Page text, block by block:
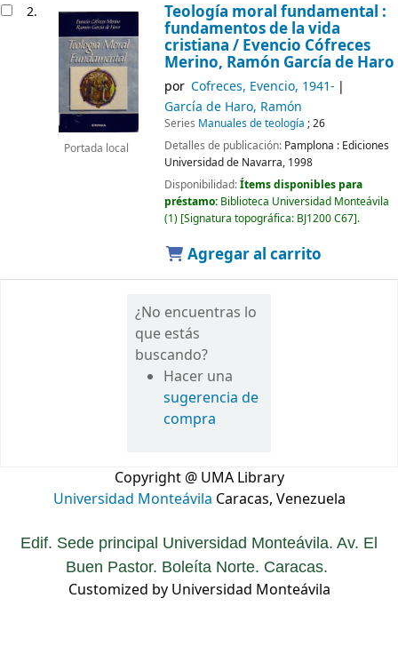
2.
Portada local
Teología moral fundamental :
fundamentos de la vida
cristiana / Evencio Cófreces
Merino, Ramón García de Haro
por Cofreces, Evencio, 1941-
García de Haro, Ramón
Series Manuales de teología ; 26
Detalles de publicación: Pamplona : Ediciones
Universidad de Navarra, 1998
Disponibilidad:Ítems disponibles para
préstamo: Biblioteca Universidad Monteávila
(1) Signatura topográfica: BJ1200 C67 .
Agregar al carrito
¿No encuentras lo
que estás
buscando?
Hacer una
sugerencia de
compra
Copyright @ UMA Library
Universidad Monteávila Caracas, Venezuela
Edif. Sede principal Universidad Monteávila. Av. El
Buen Pastor. Boleíta Norte. Caracas.
Customized by Universidad Monteávila